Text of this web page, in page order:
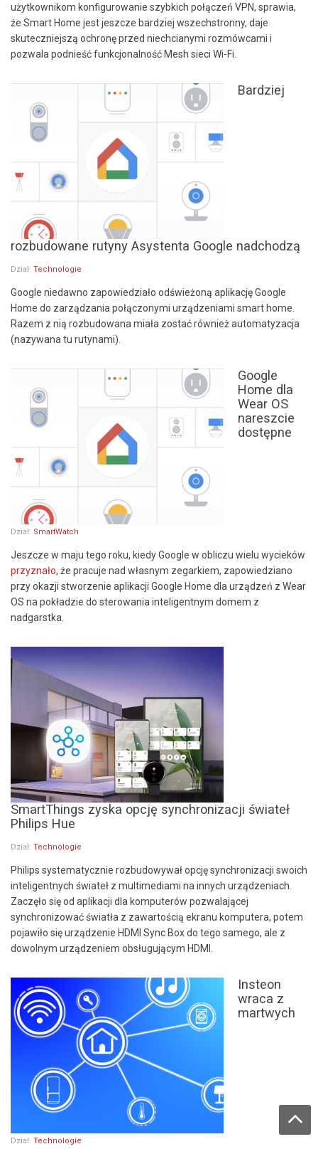
użytkownikom konfigurowanie szybkich połączeń VPN, sprawia,
że Smart Home jest jeszcze bardziej wszechstronny, daje
skuteczniejszą ochronę przed niechcianymi rozmówcami i
pozwala podnieść funkcjonalność Mesh sieci Wi-Fi.
Bardziej
rozbudowane rutyny Asystenta Google nadchodzą
Dział: Technologie
Google niedawno zapowiedziało odświeżoną aplikację Google
Home do zarządzania połączonymi urządzeniami smart home.
Razem z nią rozbudowana miała zostać również automatyzacja
(nazywana tu rutynami).
Google
Home dla
Wear OS
nareszcie
dostępne
Dział: SmartWatch
Jeszcze w maju tego roku, kiedy Google w obliczu wielu wycieków
przyznało, że pracuje nad własnym zegarkiem, zapowiedziano
przy okazji stworzenie aplikacji Google Home dla urządzeń z Wear
OS na pokładzie do sterowania inteligentnym domem z
nadgarstka.
SmartThings zyska opcję synchronizacji świateł
Philips Hue
Dział: Technologie
Philips systematycznie rozbudowywał opcję synchronizacji swoich
inteligentnych świateł z multimediami na innych urządzeniach.
Zaczęło się od aplikacji dla komputerów pozwalającej
synchronizować światła z zawartością ekranu komputera, potem
pojawiło się urządzenie HDMI Sync Box do tego samego, ale z
dowolnym urządzeniem obsługującym HDMI.
Insteon
wraca z
martwych
Dział: Technologie